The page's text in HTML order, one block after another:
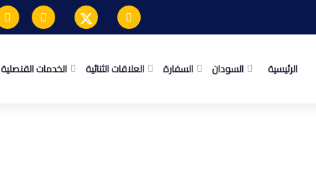
الرئيسية السودان السفارة العلاقات الثنائية الخدمات القنصلية